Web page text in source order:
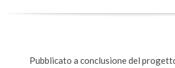
Pubblicato a conclusione del